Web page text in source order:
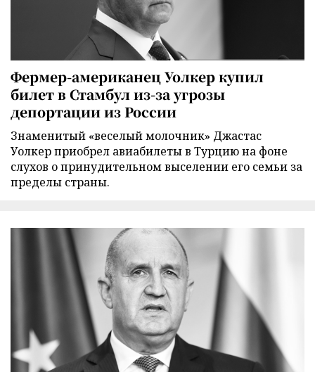
Фермер-американец Уолкер купил
билет в Стамбул из-за угрозы
депортации из России
Знаменитый «веселый молочник» Джастас
Уолкер приобрел авиабилеты в Турцию на фоне
слухов о принудительном выселении его семьи за
пределы страны.